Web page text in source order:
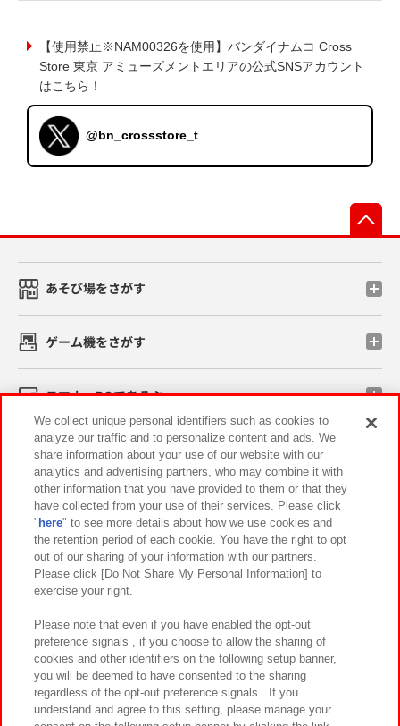
【使用禁止※NAM00326を使用】バンダイナムコ Cross
Store 東京 アミューズメントエリアの公式SNSアカウント
はこちら！
@bn_crossstore_t
あそび場をさがす
ゲーム機をさがす
スマホ・PCであそぶ
イベント・キャンペーン
関連会社 サステナビリティ サイトポリシー
プライバシーポリシー ウェブアクセシビリティ方針と検証結果
お取引先さまとともに
カスタマーハラスメント対応方針 よくあるご質問・お問い合わせ
We collect unique personal identifiers such as cookies to
analyze our traffic and to personalize content and ads. We
share information about your use of our website with our
analytics and advertising partners, who may combine it with
other information that you have provided to them or that they
have collected from your use of their services. Please click
" here" to see more details about how we use cookies and
the retention period of each cookie. You have the right to opt
out of our sharing of your information with our partners.
Please click [Do Not Share My Personal Information] to
exercise your right.
Please note that even if you have enabled the opt-out
preference signals , if you choose to allow the sharing of
cookies and other identifiers on the following setup banner,
you will be deemed to have consented to the sharing
regardless of the opt-out preference signals . If you
understand and agree to this setting, please manage your